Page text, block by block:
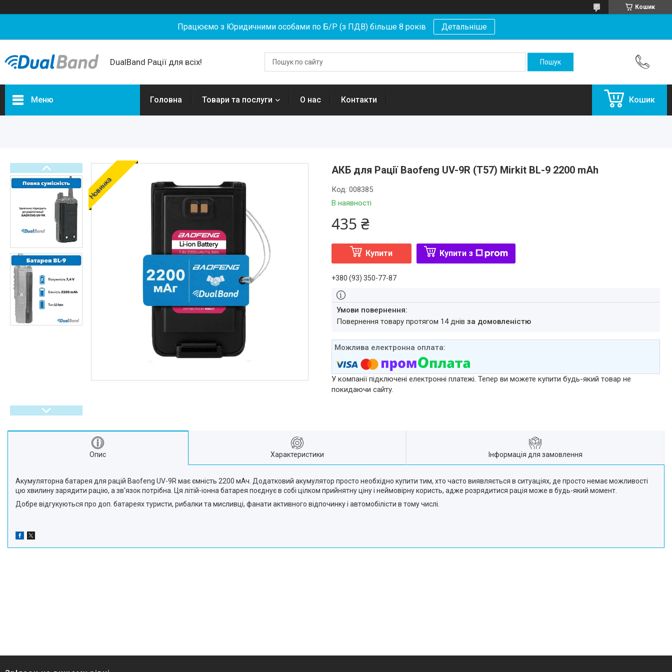
Кошик
Працюємо з Юридичними особами по Б/Р (з ПДВ) більше 8 років Детальніше
DualBand Рації для всіх!
Меню
Статті
Відгуки
Головна Товари та послуги О нас Контакти Кошик
Новинка
АКБ для Рації Baofeng UV-9R (T57) Mirkit BL-9 2200 mAh
В наявності
Код: 008385
435 ₴
Купити Купити з
+380 (93) 350-77-87
повернення товару протягом 14 днів за домовленістю
У компанії підключені електронні платежі. Тепер ви можете купити будь-який товар не
покидаючи сайту.
Опис Характеристики Інформація для замовлення
Акумуляторна батарея для рацій Baofeng UV-9R має ємність 2200 мАч. Додатковий акумулятор просто необхідно купити тим, хто часто виявляється в ситуаціях, де просто немає можливості
цю хвилину зарядити рацію, а зв'язок потрібна. Ця літій-іонна батарея поєднує в собі цілком прийнятну ціну і неймовірну користь, адже розрядитися рація може в будь-який момент.
Добре відгукуються про доп. батареях туристи, рибалки та мисливці, фанати активного відпочинку і автомобілісти в тому числі.